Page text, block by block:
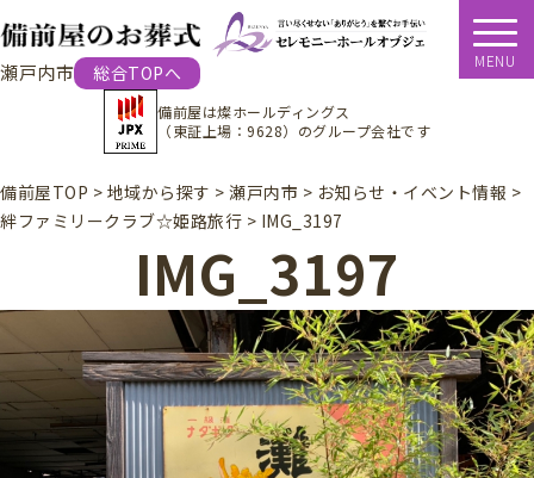
総合TOPへ
瀬戸内市
備前屋は燦ホールディングス
（東証上場：9628） のグループ会社です
MENU
備前屋TOP > 地域から探す > 瀬戸内市 > お知らせ・イベント情報 >
絆ファミリークラブ☆姫路旅行 > IMG_3197
IMG_3197